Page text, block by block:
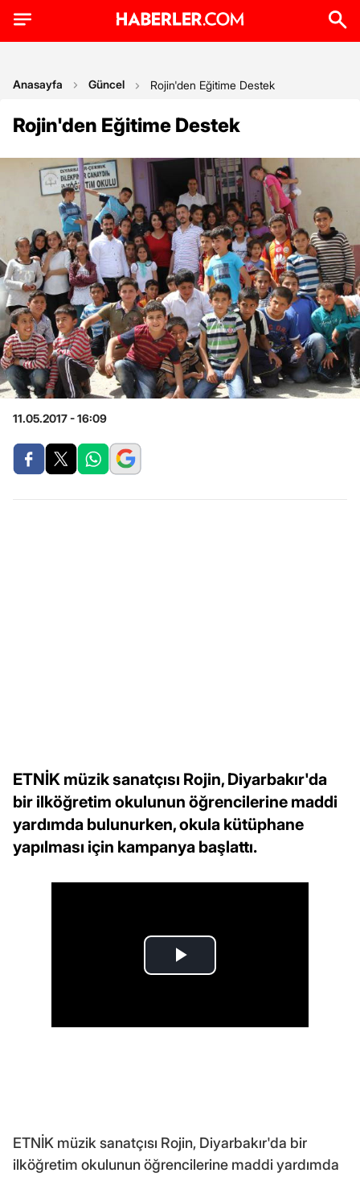
Anasayfa Güncel Rojin'den Eğitime Destek
Rojin'den Eğitime Destek
11.05.2017 - 16:09
ETNİK müzik sanatçısı Rojin, Diyarbakır'da
bir ilköğretim okulunun öğrencilerine maddi
yardımda bulunurken, okula kütüphane
yapılması için kampanya başlattı.
ETNİK müzik sanatçısı Rojin, Diyarbakır'da bir
ilköğretim okulunun öğrencilerine maddi yardımda